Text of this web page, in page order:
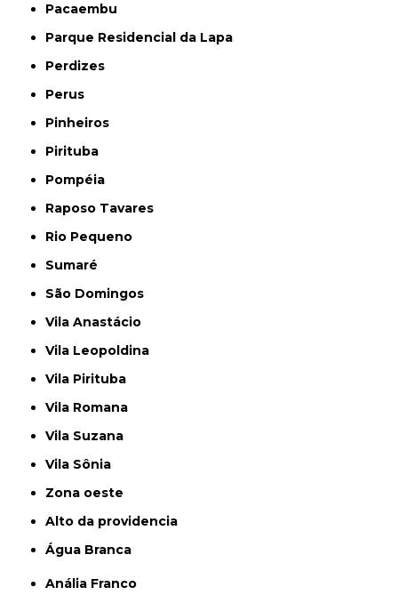
Pacaembu
Parque Residencial da Lapa
Perdizes
Perus
Pinheiros
Pirituba
Pompéia
Raposo Tavares
Rio Pequeno
Sumaré
São Domingos
Vila Anastácio
Vila Leopoldina
Vila Pirituba
Vila Romana
Vila Suzana
Vila Sônia
Zona oeste
alto da providencia
Água Branca
Anália Franco